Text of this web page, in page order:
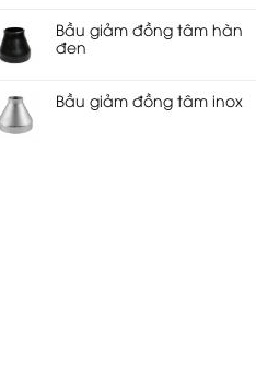
Bầu giảm đồng tâm hàn
đen
Bầu giảm đồng tâm inox